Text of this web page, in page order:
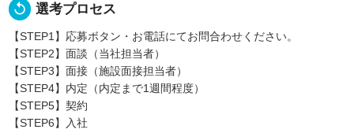
replay 選考プロセス
【STEP1】応募ボタン・お電話にてお問合わせください。
【STEP2】面談（当社担当者）
【STEP3】面接（施設面接担当者）
【STEP4】内定（内定まで1週間程度）
【STEP5】契約
【STEP6】入社